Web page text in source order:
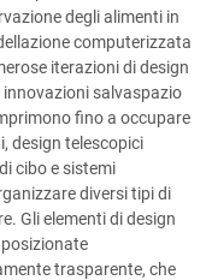
degli alimenti in
computerizzata
iterazioni di design
salvaspazio
fino a occupare
design telescopici
cibo e sistemi
diversi tipi di
Gli elementi di design
trasparente, che